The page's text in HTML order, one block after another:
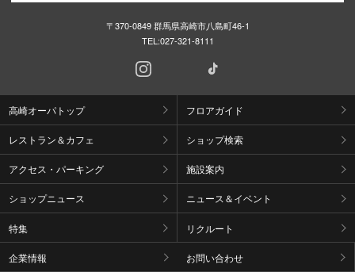
〒370-0849 群馬県高崎市八島町46-1
TEL:027-321-8111
高崎オーパトップ フロアガイド
レストラン＆カフェ ショップ検索
アクセス・パーキング 施設案内
ショップニュース ニュース＆イベント
特集 リクルート
企業情報 お問い合わせ